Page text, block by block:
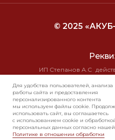
ИП Степанов А.С
№ 10/19710
ИНН 7723
ОГРН
© 2025
Политика в
Для удобства пользователей, анализа
работы сайта и предоставления
персонализированного контента
мы используем файлы cookie.
использовать сайт, вы соглашаетесь
с использованием cookie и
персональных данных согласно нашей
Политике в отношении обработки